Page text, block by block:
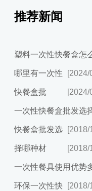
推荐新闻
塑料一次性快餐盒怎
[2024/
哪里有一次性
快餐盒批 [2024/
一次性快餐盒批发选
[2018/
快餐盒批发选
择哪种材 [2018/
一次性餐具使用优势
[2018/
环保一次性快